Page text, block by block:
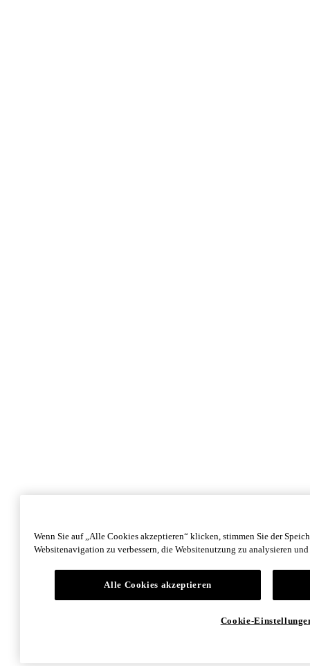
Wenn Sie auf „Alle Cookies akzeptieren“ klicken, stimmen Sie der
Websitenavigation zu verbessern, die Websitenutzung zu analysieren
Alle Cookies akzeptieren
Cookie-